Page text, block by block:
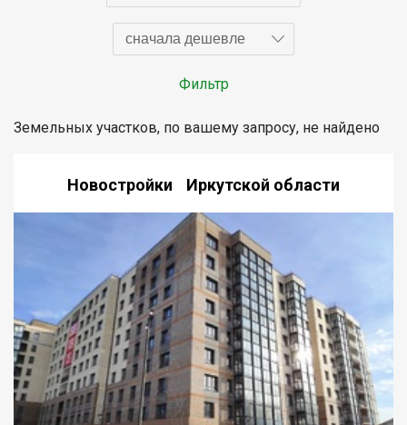
сначала дешевле
Фильтр
Земельных участков, по вашему запросу, не найдено
Новостройки Иркутской области